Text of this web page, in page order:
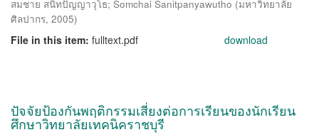
สมชาย สนิทปัญญาวุโธ; Somchai Sanitpanyawutho (มหาวิทยาลัย
ศิลปากร, 2005)
File in this item: fulltext.pdf download
ปัจจัยป้องกันพฤติกรรมเสี่ยงต่อการเรียนของนักเรียน
ศึกษาวิทยาลัยเทคนิคราชบุรี